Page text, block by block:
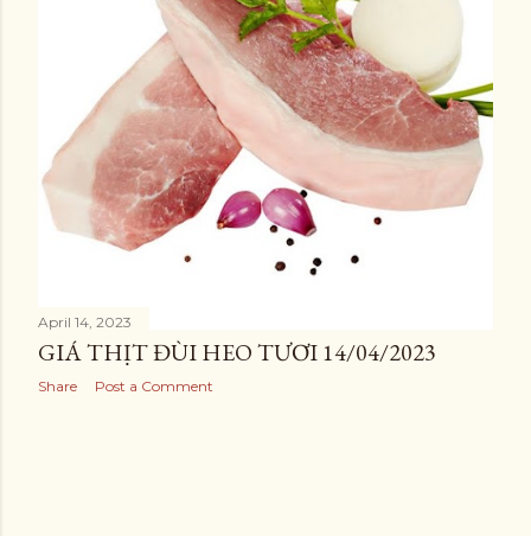
April 14, 2023
GIÁ THỊT ĐÙI HEO TƯƠI 14/04/2023
Share Post a Comment